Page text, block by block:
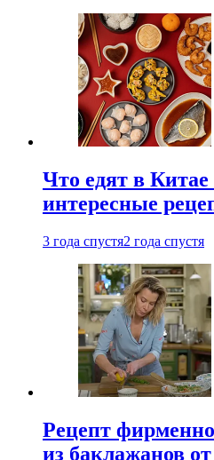
Что едят в
интересные
3 года спустя2 года спустя
Рецепт
из баклажанов